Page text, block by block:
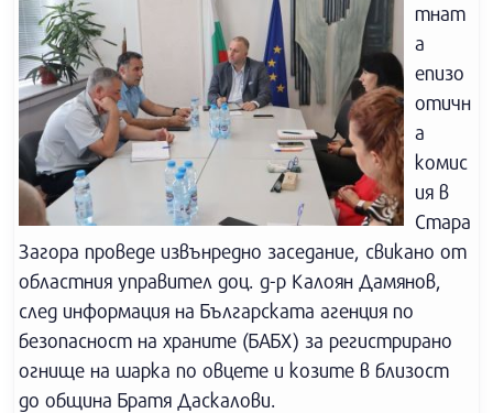
тнат
а
епизо
отичн
а
комис
ия в
Стара
Загора проведе извънредно заседание, свикано от
областния управител доц. д-р Калоян Дамянов,
след информация на Българската агенция по
безопасност на храните (БАБХ) за регистрирано
огнище на шарка по овцете и козите в близост
до община Братя Даскалови.